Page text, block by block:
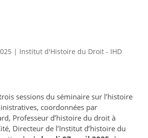
| Institut d'Histoire du Droit - IHD
sessions du séminaire sur l’histoire
coordonnées par
Professeur d’histoire du droit à
Directeur de l’Institut d’histoire du